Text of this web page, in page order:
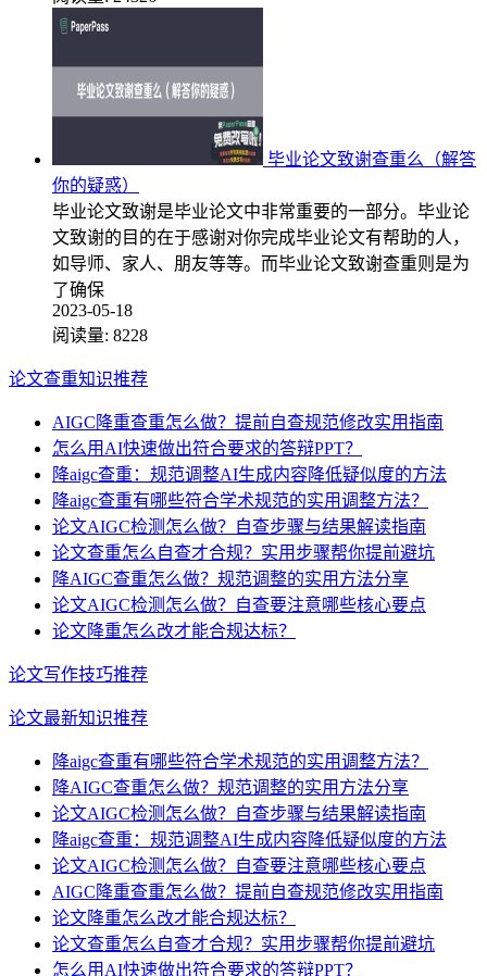
毕业论文致谢查重么（解答
你的疑惑）
毕业论文致谢是毕业论文中非常重要的一部分。毕业论
文致谢的目的在于感谢对你完成毕业论文有帮助的人，
如导师、家人、朋友等等。而毕业论文致谢查重则是为
了确保
2023-05-18
阅读量: 8228
论文查重知识推荐
AIGC降重查重怎么做？提前自查规范修改实用指南
怎么用AI快速做出符合要求的答辩PPT？
降aigc查重：规范调整AI生成内容降低疑似度的方法
降aigc查重有哪些符合学术规范的实用调整方法？
论文AIGC检测怎么做？自查步骤与结果解读指南
论文查重怎么自查才合规？实用步骤帮你提前避坑
降AIGC查重怎么做？规范调整的实用方法分享
论文AIGC检测怎么做？自查要注意哪些核心要点
论文降重怎么改才能合规达标？
论文写作技巧推荐
论文最新知识推荐
降aigc查重有哪些符合学术规范的实用调整方法？
降AIGC查重怎么做？规范调整的实用方法分享
论文AIGC检测怎么做？自查步骤与结果解读指南
降aigc查重：规范调整AI生成内容降低疑似度的方法
论文AIGC检测怎么做？自查要注意哪些核心要点
AIGC降重查重怎么做？提前自查规范修改实用指南
论文降重怎么改才能合规达标？
论文查重怎么自查才合规？实用步骤帮你提前避坑
怎么用AI快速做出符合要求的答辩PPT？